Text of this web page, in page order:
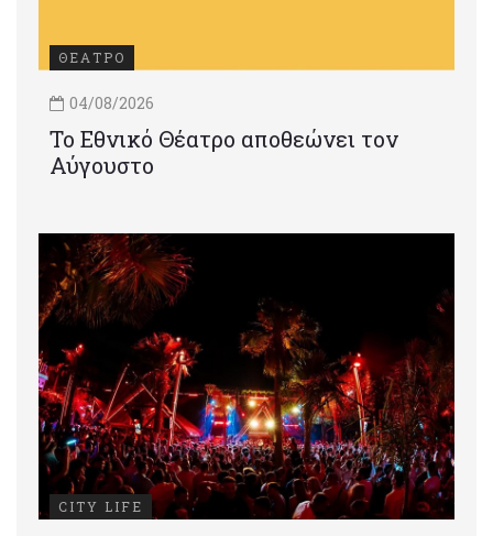
ΘΕΑΤΡΟ
04/08/2026
Το Εθνικό Θέατρο αποθεώνει τον
Αύγουστο
CITY LIFE